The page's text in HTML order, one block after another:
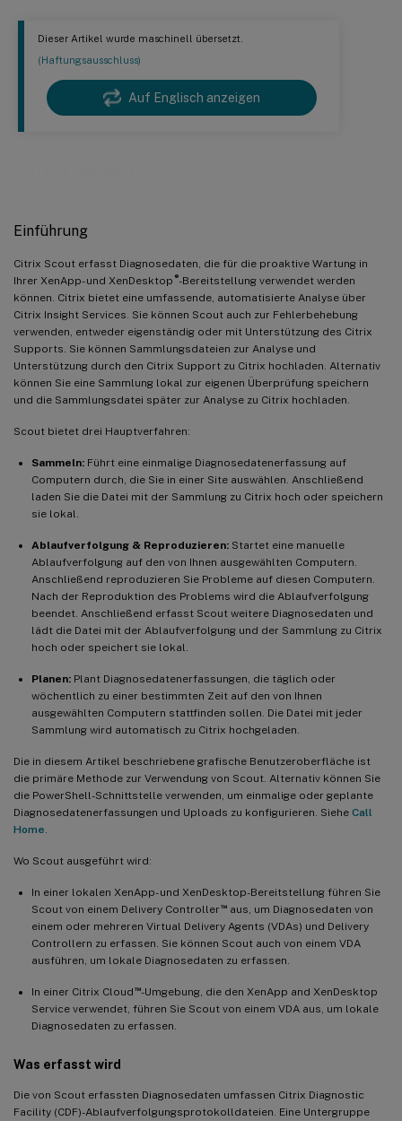
Dieser Artikel wurde maschinell übersetzt.
(Haftungsausschluss)
Auf Englisch anzeigen
Einführung
Citrix Scout erfasst Diagnosedaten, die für die proaktive Wartung in
Ihrer XenApp- und XenDesktop ®-Bereitstellung verwendet werden
können. Citrix bietet eine umfassende, automatisierte Analyse über
Citrix Insight Services. Sie können Scout auch zur Fehlerbehebung
verwenden, entweder eigenständig oder mit Unterstützung des Citrix
Supports. Sie können Sammlungsdateien zur Analyse und
Unterstützung durch den Citrix Support zu Citrix hochladen. Alternativ
können Sie eine Sammlung lokal zur eigenen Überprüfung speichern
und die Sammlungsdatei später zur Analyse zu Citrix hochladen.
Scout bietet drei Hauptverfahren:
Sammeln: Führt eine einmalige Diagnosedatenerfassung auf
Computern durch, die Sie in einer Site auswählen. Anschließend
laden Sie die Datei mit der Sammlung zu Citrix hoch oder speichern
sie lokal.
Ablaufverfolgung & Reproduzieren: Startet eine manuelle
Ablaufverfolgung auf den von Ihnen ausgewählten Computern.
Anschließend reproduzieren Sie Probleme auf diesen Computern.
Nach der Reproduktion des Problems wird die Ablaufverfolgung
beendet. Anschließend erfasst Scout weitere Diagnosedaten und
lädt die Datei mit der Ablaufverfolgung und der Sammlung zu Citrix
hoch oder speichert sie lokal.
Planen: Plant Diagnosedatenerfassungen, die täglich oder
wöchentlich zu einer bestimmten Zeit auf den von Ihnen
ausgewählten Computern stattfinden sollen. Die Datei mit jeder
Sammlung wird automatisch zu Citrix hochgeladen.
Die in diesem Artikel beschriebene grafische Benutzeroberfläche ist
die primäre Methode zur Verwendung von Scout. Alternativ können Sie
die PowerShell-Schnittstelle verwenden, um einmalige oder geplante
Diagnosedatenerfassungen und Uploads zu konfigurieren. Siehe Call
Home
Wo Scout ausgeführt wird:
In einer lokalen XenApp- und XenDesktop-Bereitstellung führen Sie
Scout von einem Delivery Controller™aus, um Diagnosedaten von
einem oder mehreren Virtual Delivery Agents (VDAs) und Delivery
Controllern zu erfassen. Sie können Scout auch von einem VDA
ausführen, um lokale Diagnosedaten zu erfassen.
In einer Citrix Cloud ™-Umgebung, die den XenApp and XenDesktop
Service verwendet, führen Sie Scout von einem VDA aus, um lokale
Diagnosedaten zu erfassen.
Was erfasst wird
Die von Scout erfassten Diagnosedaten umfassen Citrix Diagnostic
Facility (CDF)-Ablaufverfolgungsprotokolldateien. Eine Untergruppe